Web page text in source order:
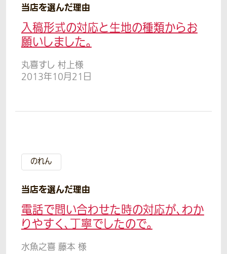
当店を選んだ理由
入稿形式の対応と生地の種類からお
願いしました。
丸喜すし 村上様
2013年10月21日
のれん
当店を選んだ理由
電話で問い合わせた時の対応が、わか
りやすく、丁寧でしたので。
水魚之喜 藤本 様